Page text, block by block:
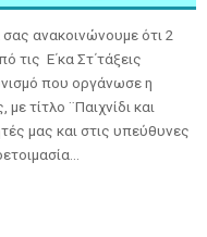
ανακοινώνουμε ότι 2
τις Ε΄κα Στ΄τάξεις
που οργάνωσε η
τίτλο ¨Παιχνίδι και
μας και στις υπεύθυνες